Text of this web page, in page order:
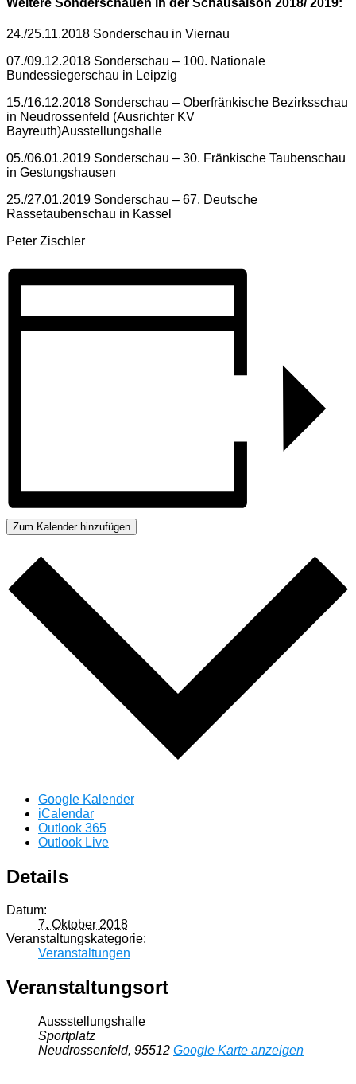
24./25.11.2018 Sonderschau in Viernau
07./09.12.2018 Sonderschau – 100. Nationale
Bundessiegerschau in Leipzig
15./16.12.2018 Sonderschau – Oberfränkische Bezirksschau
in Neudrossenfeld (Ausrichter KV
Bayreuth)Ausstellungshalle
05./06.01.2019 Sonderschau – 30. Fränkische Taubenschau
in Gestungshausen
25./27.01.2019 Sonderschau – 67. Deutsche
Rassetaubenschau in Kassel
Peter Zischler
Zum Kalender hinzufügen
Google Kalender
iCalendar
Outlook 365
Outlook Live
Details
Datum:
7. Oktober 2018
Veranstaltungskategorie:
Veranstaltungen
Veranstaltungsort
Aussstellungshalle
Sportplatz
Neudrossenfeld, 95512 Google Karte anzeigen